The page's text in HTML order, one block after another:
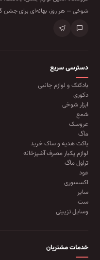
شوخی — هر روز، بهانه‌ای برای جشن
دسترسی سریع
بادکنک و لوازم جانبی
دکوری
ابزار شوخی
شمع
عروسک
ماگ
پاکت هدیه و ساک خرید
لوازم یکبار مصرف آشپزخانه
تراول ماگ
عود
اکسسوری
سایر
ست
وسایل تزیینی
خدمات مشتریان